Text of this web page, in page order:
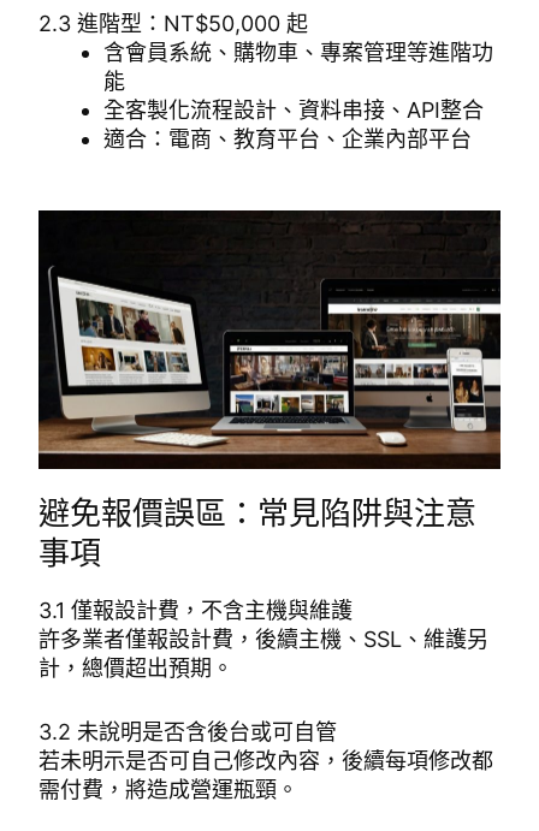
2.3 進階型：NT$50,000 起
含會員系統、購物車、專案管理等進階功
能
全客製化流程設計、資料串接、API整合
適合：電商、教育平台、企業內部平台
避免報價誤區：常見陷阱與注意
事項
3.1 僅報設計費，不含主機與維護
許多業者僅報設計費，後續主機、SSL、維護另
計，總價超出預期。
3.2 未說明是否含後台或可自管
若未明示是否可自己修改內容，後續每項修改都
需付費，將造成營運瓶頸。